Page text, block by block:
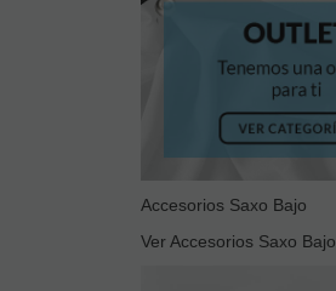
Accesorios Saxo Bajo
Ver Accesorios Saxo Bajo